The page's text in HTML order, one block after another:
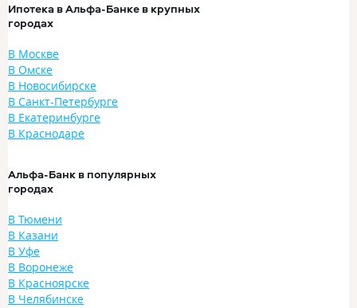
Ипотека в Альфа-Банке в крупных
городах
В Москве
В Омске
В Новосибирске
В Санкт-Петербурге
В Екатеринбурге
В Краснодаре
Альфа-Банк в популярных
городах
В Тюмени
В Казани
В Уфе
В Воронеже
В Красноярске
В Челябинске